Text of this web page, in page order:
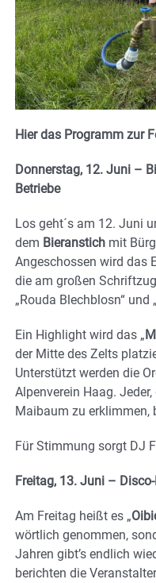
Hier das Programm zur
Donnerstag, 12. Juni –
Betriebe
Los geht´s am 12. Juni
dem Bieranstich mit
Angeschossen wird das
die am großen
„Rouda Blechblosn“ und
Ein Highlight wird das „
der Mitte des Zelts
Unterstützt werden die
Alpenverein Haag.
Maibaum zu erklimmen,
Für Stimmung sorgt DJ
Freitag, 13. Juni –
Am Freitag heißt es „
wörtlich genommen,
Jahren gibt’s endlich
berichten die